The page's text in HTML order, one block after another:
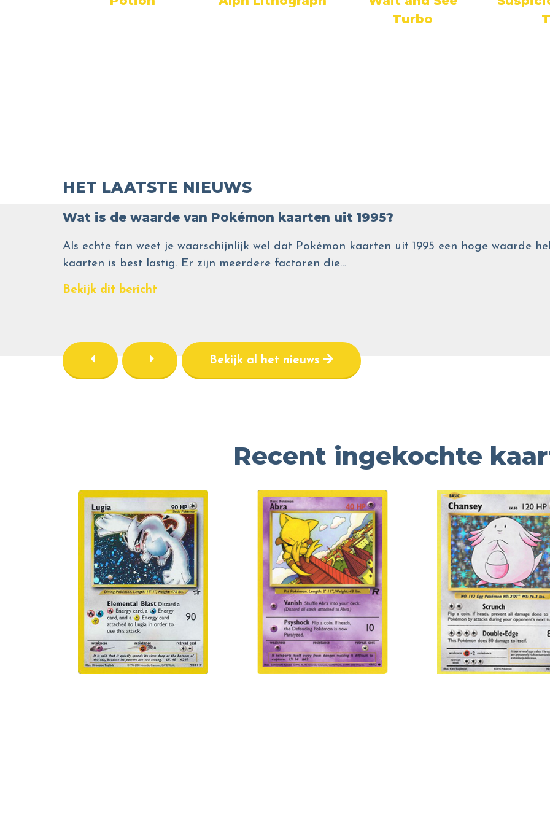
Turbo
HET LAATSTE NIEUWS
Wat is de waarde van Pokémon kaarten uit 1995?
Als echte fan weet je waarschijnlijk wel dat Pokémon kaarten uit 1995 een hoge waarde
kaarten is best lastig. Er zijn meerdere factoren die…
Bekijk dit bericht
Bekijk al het nieuws
Recent ingekochte